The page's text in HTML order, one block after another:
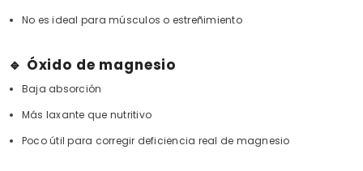
No es ideal para músculos o estreñimiento
🔹 Óxido de magnesio
Baja absorción
Más laxante que nutritivo
Poco útil para corregir deficiencia real de magnesio